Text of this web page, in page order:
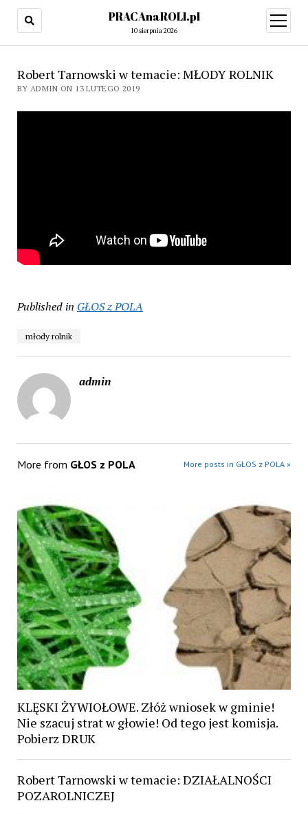
PRACAnaROLI.pl
10 sierpnia 2026
open
menu
Robert Tarnowski w temacie: MŁODY ROLNIK
BY ADMIN ON 13 LUTEGO 2019
Published in GŁOS z POLA
młody rolnik
admin
More from GŁOS z POLA More posts in GŁOS z POLA »
KLĘSKI ŻYWIOŁOWE. Złóż wniosek w gminie!
Nie szacuj strat w głowie! Od tego jest komisja.
Pobierz DRUK
Robert Tarnowski w temacie: DZIAŁALNOŚCI
POZAROLNICZEJ